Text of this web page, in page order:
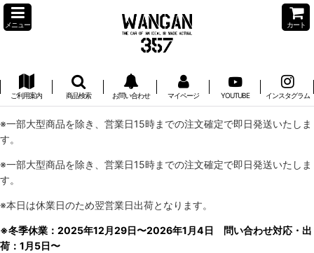
メニュー カート
ご利用案内 商品検索 お問い合わせ マイページ YOUTUBE インスタグラム
※一部大型商品を除き、営業日15時までの注文確定で即日発送いたしま
す。
※一部大型商品を除き、営業日15時までの注文確定で即日発送いたしま
す。
※本日は休業日のため翌営業日出荷となります。
※冬季休業：2025年12月29日〜2026年1月4日 問い合わせ対応・出
荷：1月5日〜